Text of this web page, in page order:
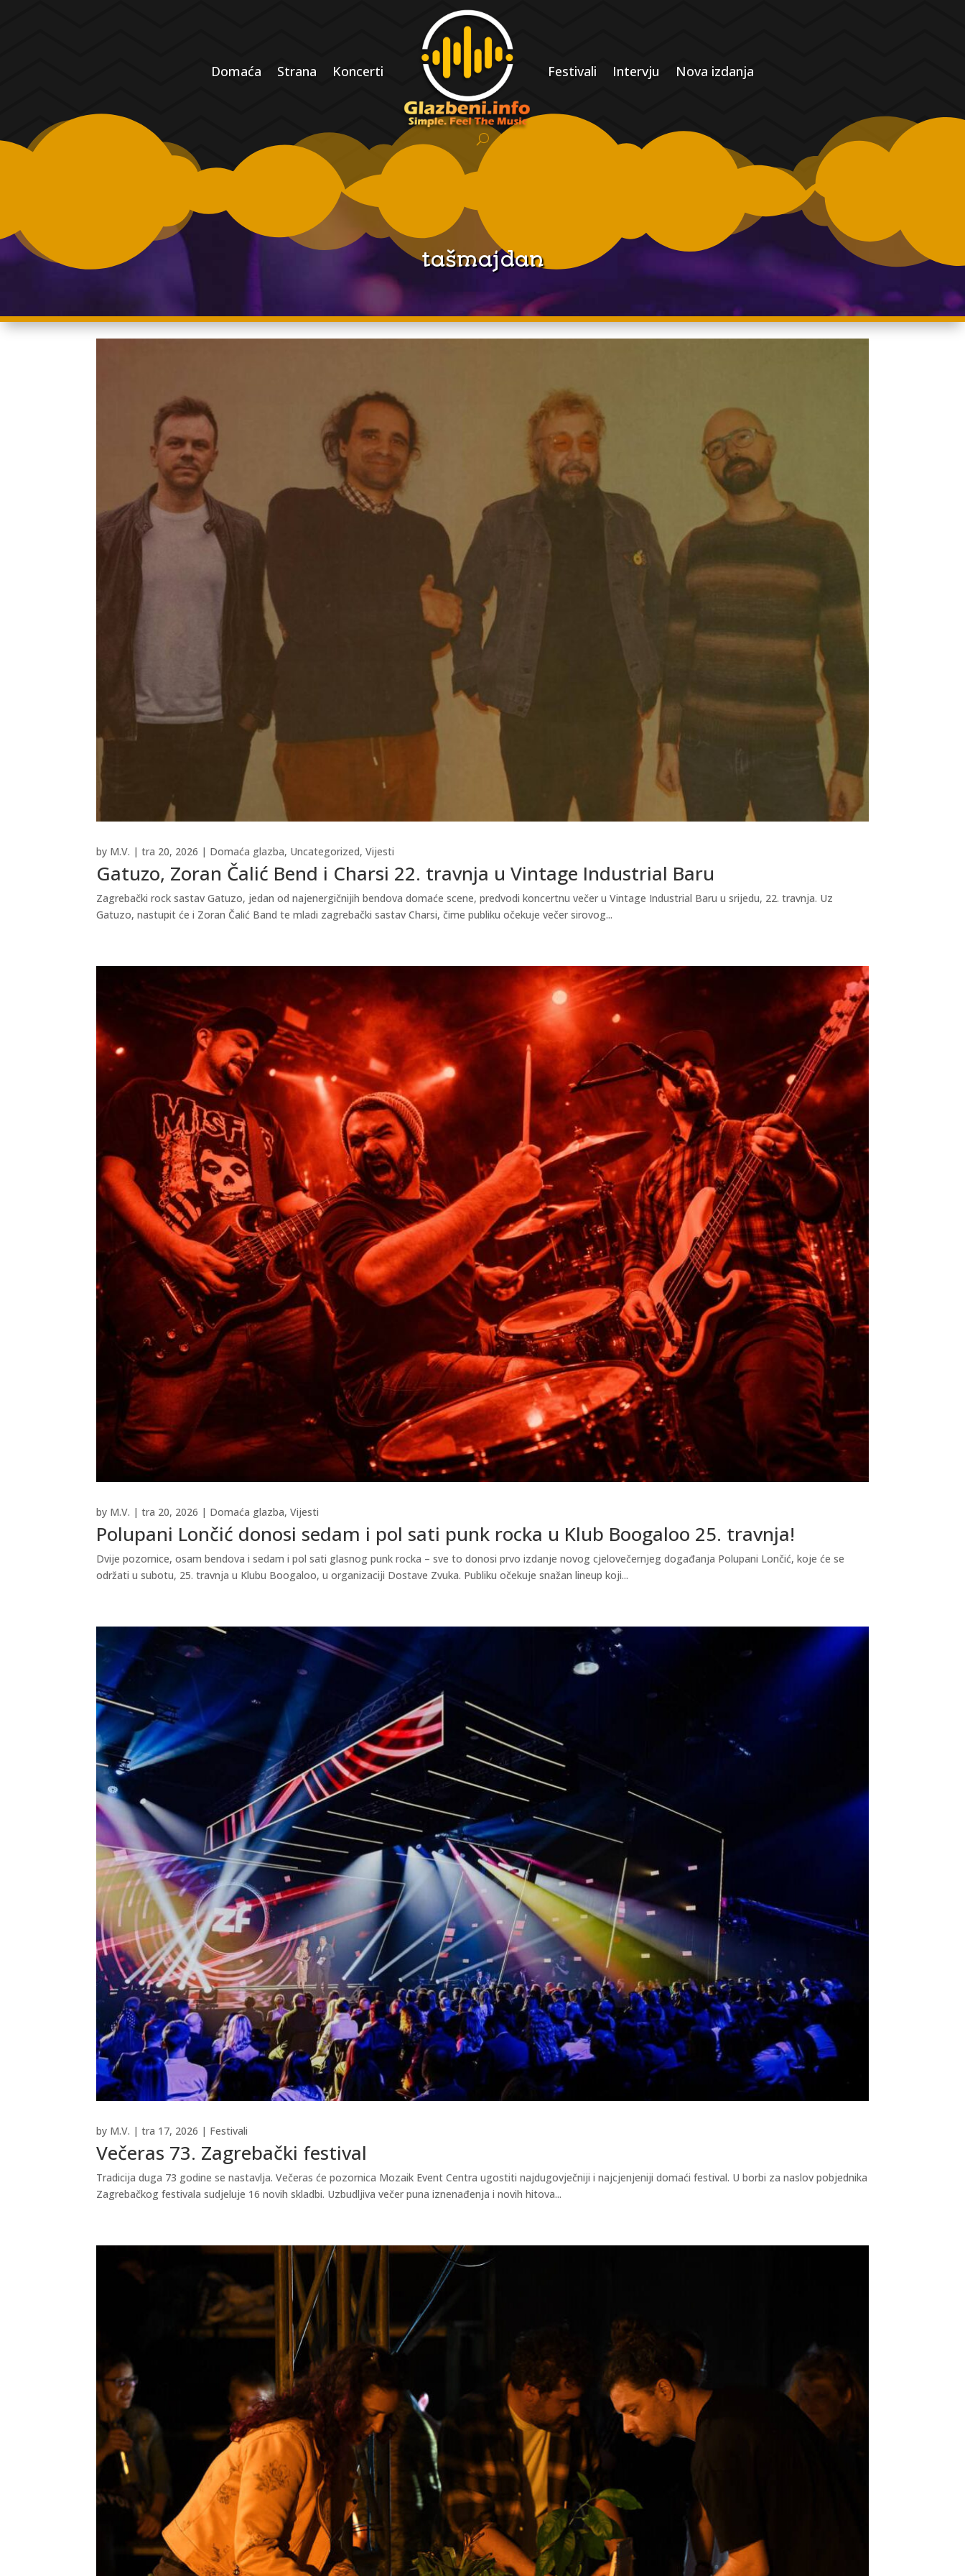
Domaća Strana Koncerti Festivali Intervju Nova izdanja
tašmajdan
Gatuzo, Zoran Čalić Bend i Charsi 22. travnja u Vintage Industrial Baru
by M.V. |tra 20, 2026 | Domaća glazba, Uncategorized,Vijesti
Zagrebački rock sastav Gatuzo, jedan od najenergičnijih bendova domaće scene, predvodi koncertnu večer u Vintage Industrial Baru u srijedu, 22. travnja. Uz
Gatuzo, nastupit će i Zoran Čalić Band te mladi zagrebački sastav Charsi, čime publiku očekuje večer sirovog...
Polupani Lončić donosi sedam i pol sati punk rocka u Klub Boogaloo 25. travnja!
by M.V. |tra 20, 2026 | Domaća glazba,Vijesti
Dvije pozornice, osam bendova i sedam i pol sati glasnog punk rocka – sve to donosi prvo izdanje novog cjelovečernjeg događanja Polupani Lončić, koje će se
održati u subotu, 25. travnja u Klubu Boogaloo, u organizaciji Dostave Zvuka. Publiku očekuje snažan lineup koji...
Večeras 73. Zagrebački festival
by M.V. |tra 17, 2026 | Festivali
Tradicija duga 73 godine se nastavlja. Večeras će pozornica Mozaik Event Centra ugostiti najdugovječniji i najcjenjeniji domaći festival. U borbi za naslov pobjednika
Zagrebačkog festivala sudjeluje 16 novih skladbi. Uzbudljiva večer puna iznenađenja i novih hitova...